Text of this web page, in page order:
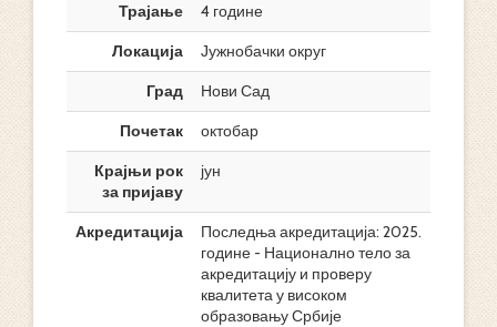
Трајање
4 године
Локација
Јужнобачки округ
Град
Нови Сад
Почетак
октобар
Крајњи рок
за пријаву
јун
Акредитација
Последња акредитација: 2025.
године - Национално тело за
акредитацију и проверу
квалитета у високом
образовању Србије